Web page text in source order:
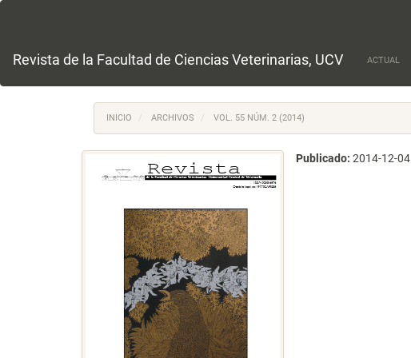
principal
lateral
Revista de la Facultad de Ciencias Veterinarias, UCV ACTUAL
INICIO ARCHIVOS VOL. 55 NÚM. 2 (2014)
Publicado:2014-12-04